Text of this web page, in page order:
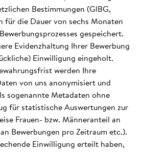
Bestimmungen (GlBG,
für die Dauer von sechs Monaten
gespeichert.
Evidenzhaltung Ihrer Bewerbung
Einwilligung eingeholt.
werden Ihre
von uns anonymisiert und
sogenannte Metadaten ohne
für statistische Auswertungen zur
Frauen- bzw. Männeranteil an
Bewerbungen pro Zeitraum etc.).
Einwilligung erteilt haben,